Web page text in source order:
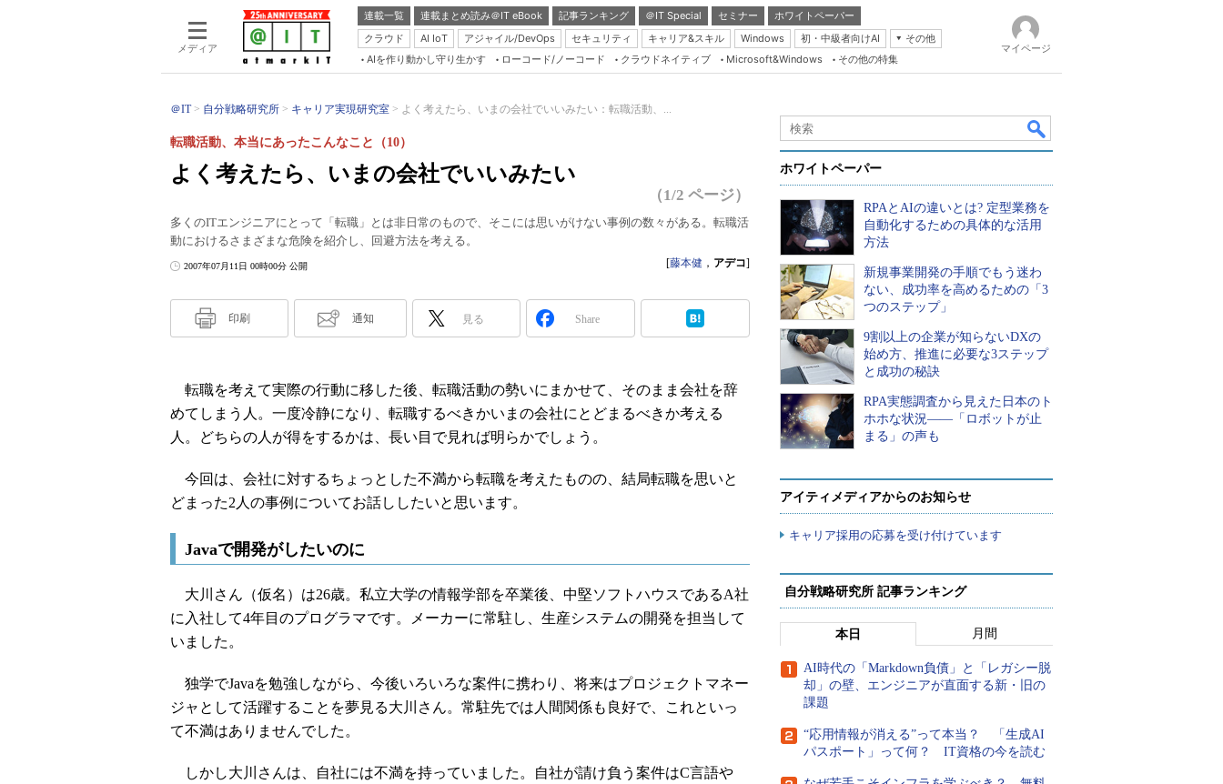
メディア
連載一覧 連載まとめ読み＠IT eBook 記事ランキング ＠IT Special セミナー
ホワイトペーパー
クラウド
AI IoT アジャイル/DevOps セキュリティ キャリア&スキル Windows 初・中級者向けAI
その他
Server & Storage
Database Expert
Master of IP Network
Security & Trust
Test & Tools
ブログ
AIを作り動かし守り生かす ローコード/ノーコード クラウドネイティブ Microsoft&Windows その他の特集
マイページ
＠IT 自分戦略研究所 キャリア実現研究室 よく考えたら、いまの会社でいいみたい：転職活動、...
よく考えたら、いまの会社でいいみたい
転職活動、本当にあったこんなこと（10）
（1/2 ページ）
多くのITエンジニアにとって「転職」とは非日常のもので、そこには思いがけない事例の数々がある。転職活
動におけるさまざまな危険を紹介し、回避方法を考える。
2007年07月11日 00時00分 公開 [藤本健 ， アデコ]
印刷 通知 見る Share
転職を考えて実際の行動に移した後、転職活動の勢いにまかせて、そのまま会社を辞
めてしまう人。一度冷静になり、転職するべきかいまの会社にとどまるべきか考える
人。どちらの人が得をするかは、長い目で見れば明らかでしょう。
今回は、会社に対するちょっとした不満から転職を考えたものの、結局転職を思いと
どまった2人の事例についてお話ししたいと思います。
Javaで開発がしたいのに
大川さん（仮名）は26歳。私立大学の情報学部を卒業後、中堅ソフトハウスであるA社
に入社して4年目のプログラマです。メーカーに常駐し、生産システムの開発を担当して
いました。
独学でJavaを勉強しながら、今後いろいろな案件に携わり、将来はプロジェクトマネー
ジャとして活躍することを夢見る大川さん。常駐先では人間関係も良好で、これといっ
て不満はありませんでした。
しかし大川さんは、自社には不満を持っていました。自社が請け負う案件はC言語や
ホワイトペーパー
RPAとAIの違いとは? 定型業務を
自動化するための具体的な活用
方法
新規事業開発の手順でもう迷わ
ない、成功率を高めるための「3
つのステップ」
9割以上の企業が知らないDXの
始め方、推進に必要な3ステップ
と成功の秘訣
RPA実態調査から見えた日本のト
ホホな状況――「ロボットが止
まる」の声も
アイティメディアからのお知らせ
キャリア採用の応募を受け付けています
自分戦略研究所 記事ランキング
本日 月間
AI時代の「Markdown負債」と「レガシー脱
却」の壁、エンジニアが直面する新・旧の
課題
“応用情報が消える”って本当？ 「生成AI
パスポート」って何？ IT資格の今を読む